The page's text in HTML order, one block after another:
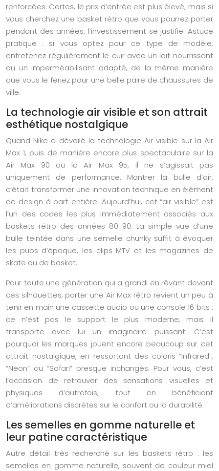
renforcées. Certes, le prix d’entrée est plus élevé, mais si
vous cherchez une basket rétro que vous pourrez porter
pendant des années, l’investissement se justifie. Astuce
pratique : si vous optez pour ce type de modèle,
entretenez régulièrement le cuir avec un lait nourrissant
ou un imperméabilisant adapté, de la même manière
que vous le feriez pour une belle paire de chaussures de
ville.
La technologie air visible et son attrait
esthétique nostalgique
Quand Nike a dévoilé la technologie Air visible sur la Air
Max 1, puis de manière encore plus spectaculaire sur la
Air Max 90 ou la Air Max 95, il ne s’agissait pas
uniquement de performance. Montrer la bulle d’air,
c’était transformer une innovation technique en élément
de design à part entière. Aujourd’hui, cet “air visible” est
l’un des codes les plus immédiatement associés aux
baskets rétro des années 80-90. La simple vue d’une
bulle teintée dans une semelle chunky suffit à évoquer
les pubs d’époque, les clips MTV et les magazines de
skate ou de basket.
Pour toute une génération qui a grandi en rêvant devant
ces silhouettes, porter une Air Max rétro revient un peu à
tenir en main une cassette audio ou une console 16 bits :
ce n’est pas le support le plus moderne, mais il
transporte avec lui un imaginaire puissant. C’est
pourquoi les marques jouent encore beaucoup sur cet
attrait nostalgique, en ressortant des coloris “Infrared”,
“Neon” ou “Safari” presque inchangés. Pour vous, c’est
l’occasion de retrouver des sensations visuelles et
physiques d’autrefois, tout en bénéficiant
d’améliorations discrètes sur le confort ou la durabilité.
Les semelles en gomme naturelle et
leur patine caractéristique
Autre détail très recherché sur les baskets rétro : les
semelles en gomme naturelle, souvent de couleur miel